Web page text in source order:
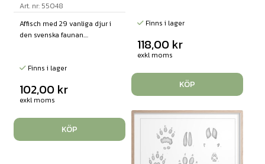
Art. nr: 55048
Affisch med 29 vanliga djur i
den svenska faunan....
Finns i lager
102,00 kr
exkl moms
KÖP
Finns i lager
118,00 kr
exkl moms
KÖP